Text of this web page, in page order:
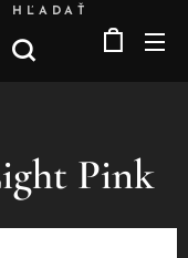
HĽADAŤ
Pink